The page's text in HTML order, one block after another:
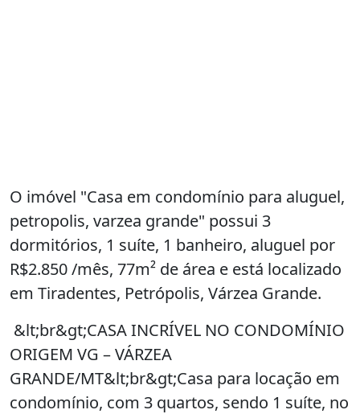
O imóvel "Casa em condomínio para aluguel,
petropolis, varzea grande" possui 3
dormitórios, 1 suíte, 1 banheiro, aluguel por
R$2.850 /mês, 77m² de área e está localizado
em Tiradentes, Petrópolis, Várzea Grande.
&lt;br&gt;CASA INCRÍVEL NO CONDOMÍNIO
ORIGEM VG – VÁRZEA
GRANDE/MT&lt;br&gt;Casa para locação em
condomínio, com 3 quartos, sendo 1 suíte, no